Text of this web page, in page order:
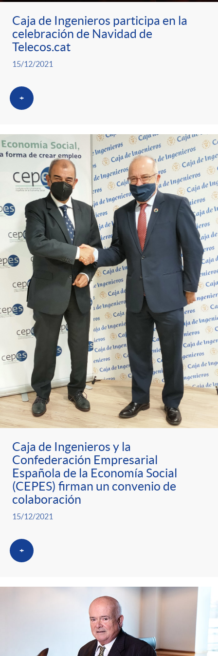
o
r
i
s
Caja de Ingenieros participa en la
celebración de Navidad de
Telecos.cat
15/12/2021
+
Caja de Ingenieros y la
Confederación Empresarial
Española de la Economía Social
(CEPES) firman un convenio de
colaboración
15/12/2021
+